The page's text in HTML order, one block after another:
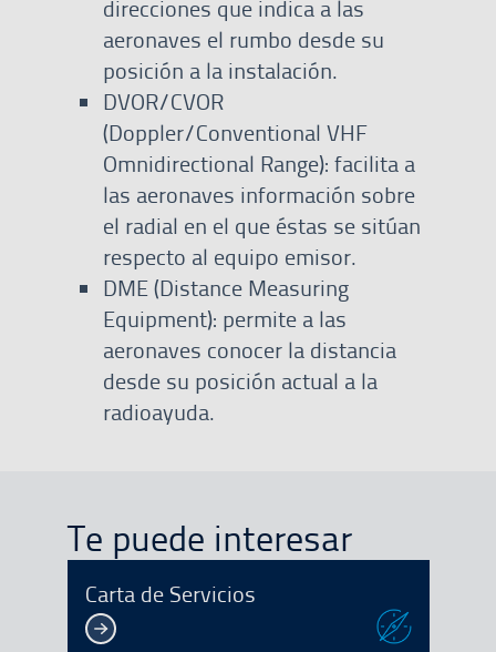
direcciones que indica a las
aeronaves el rumbo desde su
posición a la instalación.
DVOR/CVOR
(Doppler/Conventional VHF
Omnidirectional Range): facilita a
las aeronaves información sobre
el radial en el que éstas se sitúan
respecto al equipo emisor.
DME (Distance Measuring
Equipment): permite a las
aeronaves conocer la distancia
desde su posición actual a la
radioayuda.
Te puede interesar
Carta de Servicios